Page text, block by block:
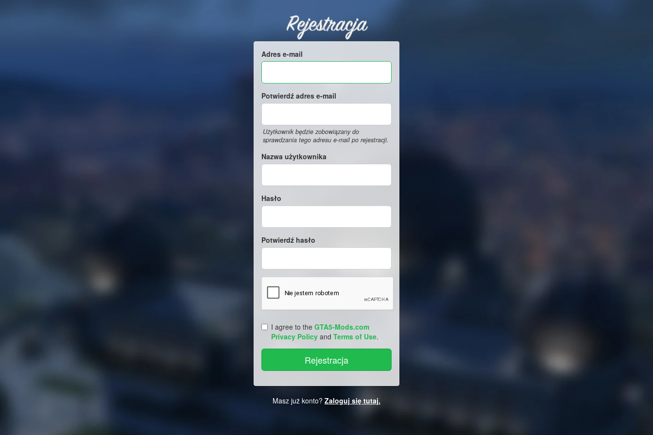
Rejestracja
Adres e-mail
Potwierdź adres e-mail
Użytkownik będzie zobowiązany do
sprawdzania tego adresu e-mail po rejestracji.
Nazwa użytkownika
Hasło
Potwierdź hasło
I agree to the GTA5-Mods.com
Privacy Policy and Terms of Use.
Masz już konto? Zaloguj się tutaj.